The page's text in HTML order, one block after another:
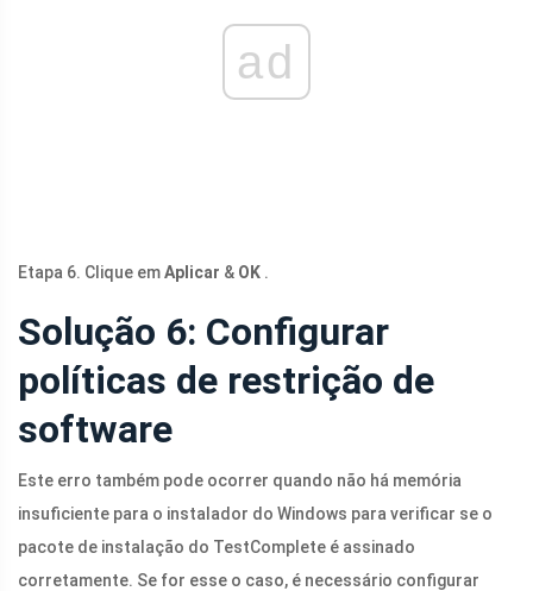
ad
Etapa 6. Clique emAplicar & OK .
Solução 6: Configurar
políticas de restrição de
software
Este erro também pode ocorrer quando não há memória
insuficiente para o instalador do Windows para verificar se o
pacote de instalação do TestComplete é assinado
corretamente. Se for esse o caso, é necessário configurar